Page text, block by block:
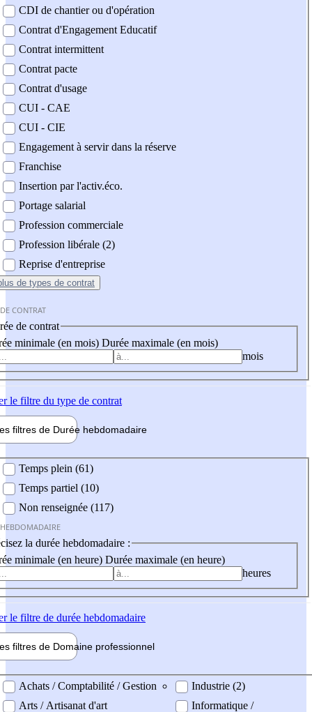
CDI de chantier ou d'opération
Contrat d'Engagement Educatif
Contrat intermittent
Contrat pacte
Contrat d'usage
CUI - CAE
CUI - CIE
Engagement à servir dans la réserve
Franchise
Insertion par l'activ.éco.
Portage salarial
Profession commerciale
Profession libérale (2)
Reprise d'entreprise
de types de contrat
CONTRAT
de contrat
minimale (en mois) Durée maximale (en mois)
mois
le filtre du type de contrat
filtres de Durée hebdomadaire
Temps plein (61)
Temps partiel (10)
Non renseignée (117)
la durée hebdomadaire :
minimale (en heure) Durée maximale (en heure)
heures
le filtre de durée hebdomadaire
filtres de Domaine professionnel
professionel
Achats / Comptabilité / Gestion
Arts / Artisanat d'art
Industrie (2)
Informatique /